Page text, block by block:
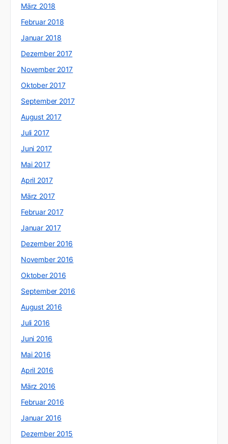
März 2018
Februar 2018
Januar 2018
Dezember 2017
November 2017
Oktober 2017
September 2017
August 2017
Juli 2017
Juni 2017
Mai 2017
April 2017
März 2017
Februar 2017
Januar 2017
Dezember 2016
November 2016
Oktober 2016
September 2016
August 2016
Juli 2016
Juni 2016
Mai 2016
April 2016
März 2016
Februar 2016
Januar 2016
Dezember 2015